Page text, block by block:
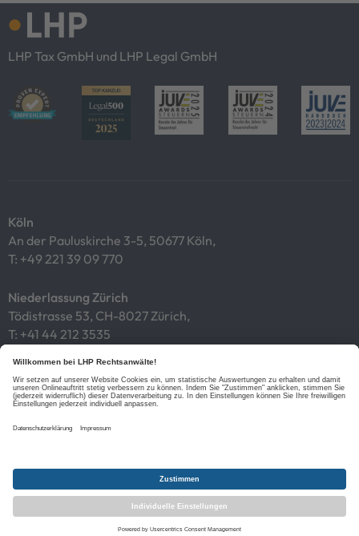
LHP Tax GmbH und LHP Legal GmbH
Köln
An der Pauluskirche 3-5, 50677 Köln,
T: +49 221 39 09 770
Niederlassung Zürich
Tödistrasse 53, CH-8027 Zürich,
T: +41 44 212 3535